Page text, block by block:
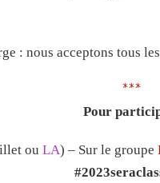
: nous acceptons tous
***
Pour
ou LA) – Sur le groupe